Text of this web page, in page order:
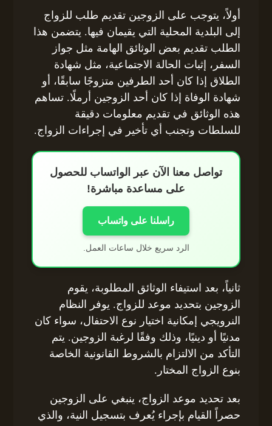
أولاً، يتوجب على الزوجين تقديم طلب للزواج
إلى البلدية المحلية التي يقيمان فيها. يتضمن هذا
الطلب تقديم بعض الوثائق الهامة مثل جواز
السفر، إثبات الحالة الاجتماعية، مثل شهادة
الطلاق إذا كان أحد الطرفين متزوجًا سابقًا، أو
شهادة الوفاة إذا كان أحد الزوجين أرملًا. تساهم
هذه الوثائق في تقديم معلومات دقيقة
للسلطات وتجنب أي تأخير في إجراءات الزواج.
تواصل معنا الآن عبر الواتساب للحصول
على مساعدة مباشرة!
راسلنا على واتساب
الرد سريع خلال ساعات العمل.
ثانياً، بعد استيفاء الوثائق المطلوبة، يقوم
الزوجين بتحديد موعد للزواج. يوفر النظام
النرويجي إمكانية اختيار نوع الاحتفال، سواء كان
مدنيًا أو دينيًا، وذلك وفقًا لرغبة الزوجين. يتم
التأكد من الالتزام بالشروط القانونية الخاصة
بنوع الزواج المختار.
بعد تحديد موعد الزواج، ينبغي على الزوجين
حصراً القيام بإجراء يُعرف بتسجيل النية، والذي